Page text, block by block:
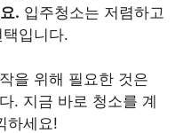
. 입주청소는 저렴하고
입니다.
을 위해 필요한 것은
. 지금 바로 청소를 계
하세요!